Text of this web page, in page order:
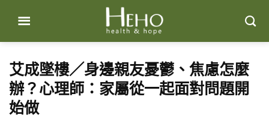
content
艾成墜樓／身邊親友憂鬱、焦慮怎麼
辦？心理師：家屬從一起面對問題開
始做